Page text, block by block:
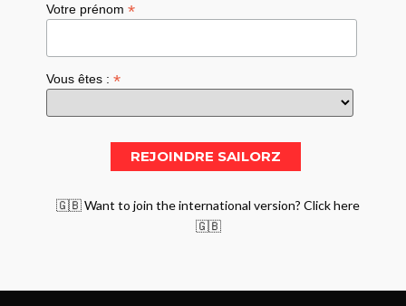
Votre prénom*
Vous êtes :*
🇬🇧 Want to join the international version? Click here
🇬🇧